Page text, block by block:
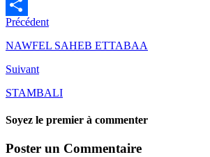
Twitter
Partager
Précédent
NAWFEL SAHEB ETTABAA
Suivant
STAMBALI
Soyez le premier à commenter
Poster un Commentaire